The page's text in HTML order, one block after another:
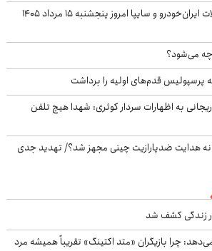
تغییر تند قیمت محصولات ایران‌خودرو و سایپا امروز پنجشنبه ۱۵ مرداد ۱۴۰۵
چه می‌شود؟
پرسپولیس قدم‌های اولیه را برداشت
به اظهارات سردار کوثری: شهدا هیچ تلفن
هدایت ضدپارازیت چینی مجهز شد؟/ تهدید جدی
زندگی کشف شد
چرا بازیگران «متد اکتینگ» تقریباً همیشه مرد